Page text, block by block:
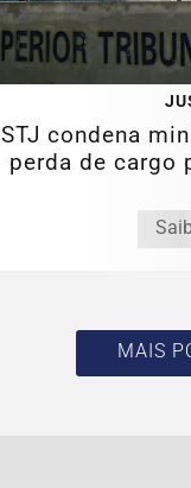
STJ condena
perda de cargo
MAIS